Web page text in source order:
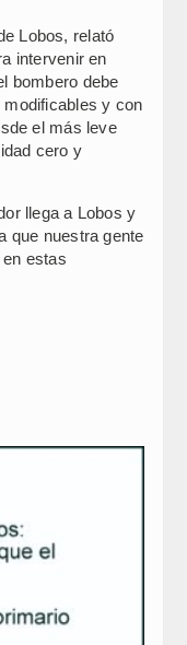
Lobos, relató
intervenir en
bombero debe
y con
el más leve
cero y
llega a Lobos y
que nuestra gente
estas